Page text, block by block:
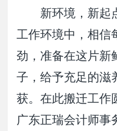
新环境，新起
工作环境中，相信
劲，准备在这片新
子，给予充足的滋
获。在此搬迁工作
广东正瑞会计师事